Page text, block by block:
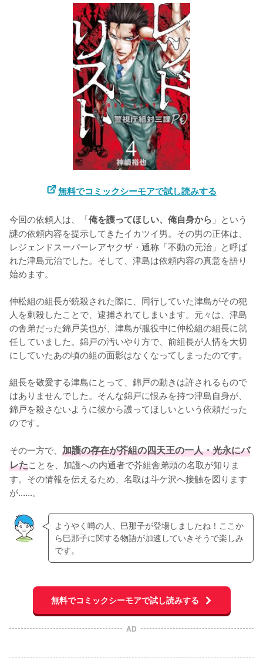
無料でコミックシーモアで試し読みする
今回の依頼人は、「俺を護ってほしい、俺自身から 」という
謎の依頼内容を提示してきたイカツイ男。その男の正体は、
レジェンドスーパーレアヤクザ・通称「不動の元治」と呼ば
れた津島元治でした。そして、津島は依頼内容の真意を語り
始めます。
仲松組の組長が銃殺された際に、同行していた津島がその犯
人を刺殺したことで、逮捕されてしまいます。元々は、津島
の舎弟だった錦戸美也が、津島が服役中に仲松組の組長に就
任していました。錦戸の汚いやり方で、前組長が人情を大切
にしていたあの頃の組の面影はなくなってしまったのです。
組長を敬愛する津島にとって、錦戸の動きは許されるもので
はありませんでした。そんな錦戸に恨みを持つ津島自身が、
錦戸を殺さないように彼から護ってほしいという依頼だった
のです。
その一方で、 加護の存在が芥組の四天王の一人・光永にバ
レたことを、加護への内通者で芥組舎弟頭の名取が知りま
す。その情報を伝えるため、名取は斗ケ沢へ接触を図ります
が......。
ようやく噂の人、巳那子が登場しましたね！ここか
ら巳那子に関する物語が加速していきそうで楽しみ
です。
無料でコミックシーモアで試し読みする
AD